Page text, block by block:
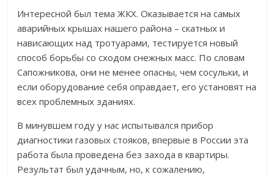
Интересной был тема ЖКХ. Оказывается на самых
аварийных крышах нашего района – скатных и
нависающих над тротуарами, тестируется новый
способ борьбы со сходом снежных масс. По словам
Сапожникова, они не менее опасны, чем сосульки, и
если оборудование себя оправдает, его установят на
всех проблемных зданиях.
В минувшем году у нас испытывался прибор
диагностики газовых стояков, впервые в России эта
работа была проведена без захода в квартиры.
Результат был удачным, но, к сожалению,